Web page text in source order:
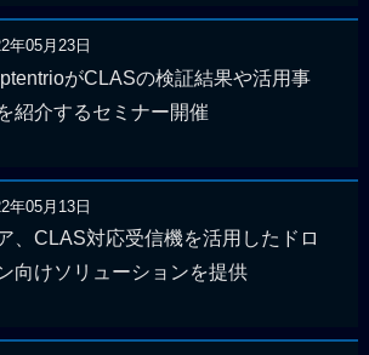
年05月23日
がCLASの検証結果や活用事
紹介するセミナー開催
年05月13日
、CLAS対応受信機を活用したドロ
向けソリューションを提供